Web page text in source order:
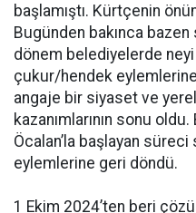
başlamıştı. Kürtçenin
Bugünden bakınca
dönem belediyelerde
çukur/hendek
angaje bir siyaset ve yerel
kazanımlarının sonu
Öcalan’la başlayan süreci
eylemlerine geri döndü.
1 Ekim 2024’ten beri